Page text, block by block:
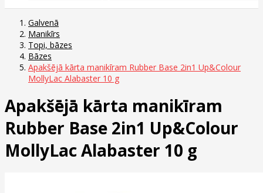
Galvenā
Manikīrs
Topi, bāzes
Bāzes
Apakšējā kārta manikīram Rubber Base 2in1 Up&Colour
MollyLac Alabaster 10 g
Apakšējā kārta manikīram
Rubber Base 2in1 Up&Colour
MollyLac Alabaster 10 g